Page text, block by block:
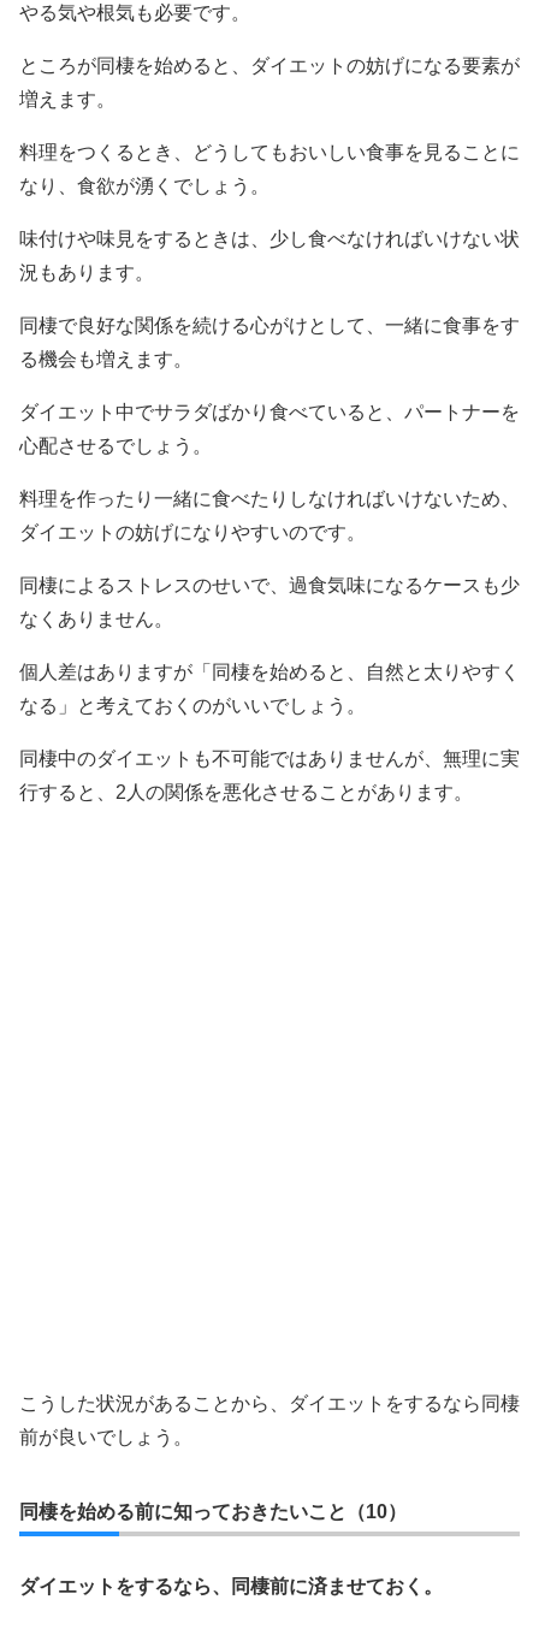
やる気や根気も必要です。
ところが同棲を始めると、ダイエットの妨げになる要素が
増えます。
料理をつくるとき、どうしてもおいしい食事を見ることに
なり、食欲が湧くでしょう。
味付けや味見をするときは、少し食べなければいけない状
況もあります。
同棲で良好な関係を続ける心がけとして、一緒に食事をす
る機会も増えます。
ダイエット中でサラダばかり食べていると、パートナーを
心配させるでしょう。
料理を作ったり一緒に食べたりしなければいけないため、
ダイエットの妨げになりやすいのです。
同棲によるストレスのせいで、過食気味になるケースも少
なくありません。
個人差はありますが「同棲を始めると、自然と太りやすく
なる」と考えておくのがいいでしょう。
同棲中のダイエットも不可能ではありませんが、無理に実
行すると、2人の関係を悪化させることがあります。
こうした状況があることから、ダイエットをするなら同棲
前が良いでしょう。
同棲を始める前に知っておきたいこと（10）
ダイエットをするなら、同棲前に済ませておく。